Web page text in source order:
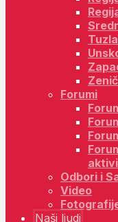
Forumi
Odbori i
Video
Naši ljudi